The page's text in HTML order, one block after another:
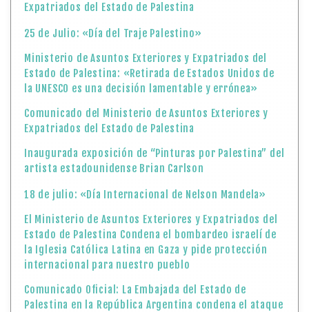
Expatriados del Estado de Palestina
25 de Julio: «Día del Traje Palestino»
Ministerio de Asuntos Exteriores y Expatriados del
Estado de Palestina: «Retirada de Estados Unidos de
la UNESCO es una decisión lamentable y errónea»
Comunicado del Ministerio de Asuntos Exteriores y
Expatriados del Estado de Palestina
Inaugurada exposición de “Pinturas por Palestina” del
artista estadounidense Brian Carlson
18 de julio: «Día Internacional de Nelson Mandela»
El Ministerio de Asuntos Exteriores y Expatriados del
Estado de Palestina Condena el bombardeo israelí de
la Iglesia Católica Latina en Gaza y pide protección
internacional para nuestro pueblo
Comunicado Oficial: La Embajada del Estado de
Palestina en la República Argentina condena el ataque